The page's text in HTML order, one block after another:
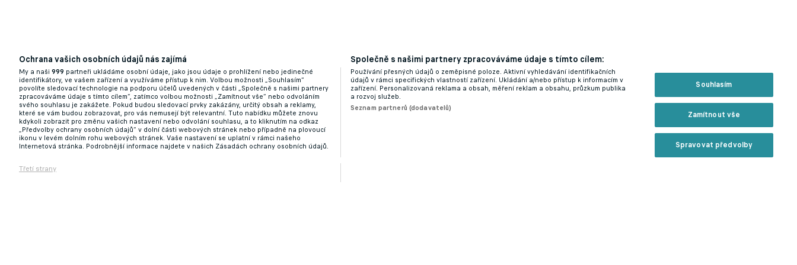
Odvážný plán! Kanonýr Dukly chce udržet průměr gólu na zápas. Kope penalty, v šanci přihrává
12.09.2025 17:19
Ochrana vašich osobních údajů nás zajímá
My a naši 999 partneři ukládáme osobní údaje, jako jsou údaje o prohlížení nebo jedinečné
identifikátory, ve vašem zařízení a využíváme přístup k nim. Volbou možnosti „Souhlasím“
povolíte sledovací technologie na podporu účelů uvedených v části „Společně s našimi partnery
zpracováváme údaje s tímto cílem“, zatímco volbou možnosti „Zamítnout vše“ nebo odvoláním
svého souhlasu je zakážete. Pokud budou sledovací prvky zakázány, určitý obsah a reklamy,
které se vám budou zobrazovat, pro vás nemusejí být relevantní. Tuto nabídku můžete znovu
kdykoli zobrazit pro změnu vašich nastavení nebo odvolání souhlasu, a to kliknutím na odkaz
„Předvolby ochrany osobních údajů“ v dolní části webových stránek nebo případně na plovoucí
ikonu v levém dolním rohu webových stránek. Vaše nastavení se uplatní v rámci našeho
Internetová stránka. Podrobnější informace najdete v našich Zásadách ochrany osobních údajů.
Třetí strany
Společně s našimi partnery zpracováváme údaje s tímto cílem:
Používání přesných údajů o zeměpisné poloze. Aktivní vyhledávání identifikačních
údajů v rámci specifických vlastností zařízení. Ukládání a/nebo přístup k informacím v
zařízení. Personalizovaná reklama a obsah, měření reklam a obsahu, průzkum publika
a rozvoj služeb.
Seznam partnerů (dodavatelů)
Souhlasím
Zamítnout vše
Spravovat předvolby